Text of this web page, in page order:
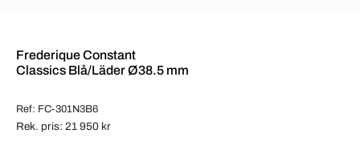
Frederique Constant
Classics Blå/Läder Ø38.5 mm
Ref: FC-301N3B6
Rek. pris: 21 950 kr